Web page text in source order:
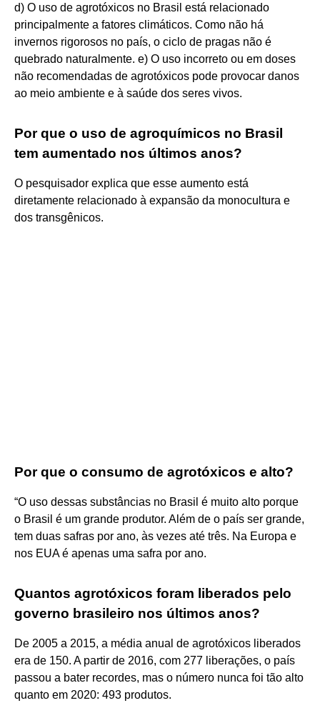
d) O uso de agrotóxicos no Brasil está relacionado
principalmente a fatores climáticos. Como não há
invernos rigorosos no país, o ciclo de pragas não é
quebrado naturalmente. e) O uso incorreto ou em doses
não recomendadas de agrotóxicos pode provocar danos
ao meio ambiente e à saúde dos seres vivos.
Por que o uso de agroquímicos no Brasil
tem aumentado nos últimos anos?
O pesquisador explica que esse aumento está
diretamente relacionado à expansão da monocultura e
dos transgênicos.
Por que o consumo de agrotóxicos e alto?
“O uso dessas substâncias no Brasil é muito alto porque
o Brasil é um grande produtor. Além de o país ser grande,
tem duas safras por ano, às vezes até três. Na Europa e
nos EUA é apenas uma safra por ano.
Quantos agrotóxicos foram liberados pelo
governo brasileiro nos últimos anos?
De 2005 a 2015, a média anual de agrotóxicos liberados
era de 150. A partir de 2016, com 277 liberações, o país
passou a bater recordes, mas o número nunca foi tão alto
quanto em 2020: 493 produtos.